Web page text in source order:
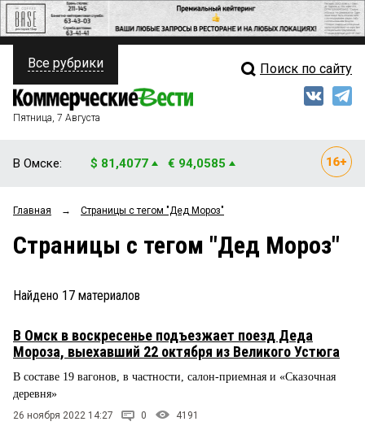
ПОЛИТИКА
ФИНАНСЫ
ОБЩЕСТВО
ЗАКОН
НОВОСТИ КОМПАНИЙ
СТИЛЬ ЖИЗНИ
Свежий выпуск
Мнения
Рейтинги
Все рубрики Поиск по сайту
Пятница, 7 Августа
В Омске: $ 81,4077 € 94,0585
Главная → Страницы c тегом "Дед Мороз"
Страницы c тегом "Дед Мороз"
Найдено 17 материалов
В Омск в воскресенье подъезжает поезд Деда
Мороза, выехавший 22 октября из Великого Устюга
В составе 19 вагонов, в частности, салон-приемная и «Сказочная
деревня»
26 ноября 2022 14:27 0 4191